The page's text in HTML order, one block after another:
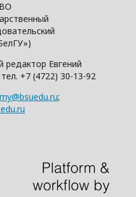
редактор Евгений
+7 (4722) 30-13-92
;